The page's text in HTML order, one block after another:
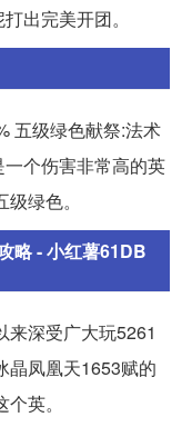
出完美开团。
五级绿色献祭:法术
个伤害非常高的英
绿色。
略 - 小红薯61DB
来深受广大玩5261
晶凤凰天1653赋的
英。